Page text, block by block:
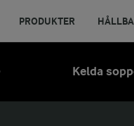
PRODUKTER
Kelda